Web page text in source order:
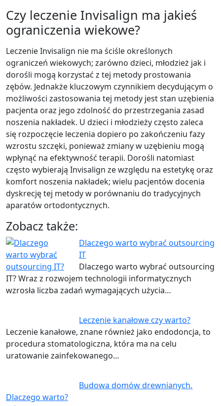
Czy leczenie Invisalign ma jakieś
ograniczenia wiekowe?
Leczenie Invisalign nie ma ściśle określonych
ograniczeń wiekowych; zarówno dzieci, młodzież jak i
dorośli mogą korzystać z tej metody prostowania
zębów. Jednakże kluczowym czynnikiem decydującym o
możliwości zastosowania tej metody jest stan uzębienia
pacjenta oraz jego zdolność do przestrzegania zasad
noszenia nakładek. U dzieci i młodzieży często zaleca
się rozpoczęcie leczenia dopiero po zakończeniu fazy
wzrostu szczęki, ponieważ zmiany w uzębieniu mogą
wpłynąć na efektywność terapii. Dorośli natomiast
często wybierają Invisalign ze względu na estetykę oraz
komfort noszenia nakładek; wielu pacjentów docenia
dyskrecję tej metody w porównaniu do tradycyjnych
aparatów ortodontycznych.
Zobacz także:
Dlaczego warto wybrać outsourcing
IT
Dlaczego warto wybrać outsourcing
IT? Wraz z rozwojem technologii informatycznych
wzrosła liczba zadań wymagających użycia…
Leczenie kanałowe czy warto?
Leczenie kanałowe, znane również jako endodoncja, to
procedura stomatologiczna, która ma na celu
uratowanie zainfekowanego…
Budowa domów drewnianych.
Dlaczego warto?